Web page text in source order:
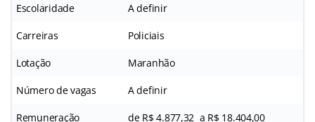
Escolaridade A definir
Carreiras Policiais
Lotação Maranhão
Número de vagas A definir
Remuneração de R$ 4.877,32 a R$ 18.404,00